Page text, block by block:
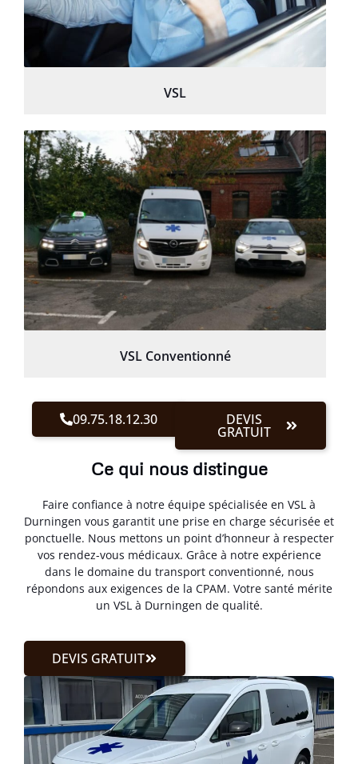
VSL
VSL Conventionné
09.75.18.12.30 DEVIS
GRATUIT
Ce qui nous distingue
Faire confiance à notre équipe spécialisée en VSL à
Durningen vous garantit une prise en charge sécurisée et
ponctuelle. Nous mettons un point d’honneur à respecter
vos rendez-vous médicaux. Grâce à notre expérience
dans le domaine du transport conventionné, nous
répondons aux exigences de la CPAM. Votre santé mérite
un VSL à Durningen de qualité.
DEVIS GRATUIT